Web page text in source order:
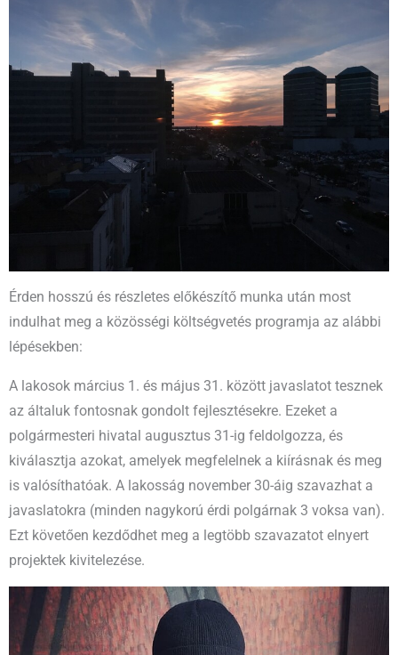
Érden hosszú és részletes előkészítő munka után most
indulhat meg a közösségi költségvetés programja az alábbi
lépésekben:
A lakosok március 1. és május 31. között javaslatot tesznek
az általuk fontosnak gondolt fejlesztésekre. Ezeket a
polgármesteri hivatal augusztus 31-ig feldolgozza, és
kiválasztja azokat, amelyek megfelelnek a kiírásnak és meg
is valósíthatóak. A lakosság november 30-áig szavazhat a
javaslatokra (minden nagykorú érdi polgárnak 3 voksa van).
Ezt követően kezdődhet meg a legtöbb szavazatot elnyert
projektek kivitelezése.